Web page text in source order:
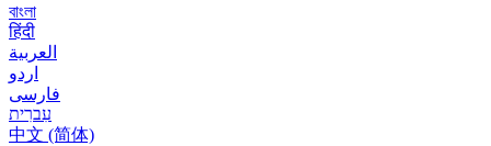
বাংলা
हिंदी
العربية
اردو
فارسی
עִברִית
中文 (简体)